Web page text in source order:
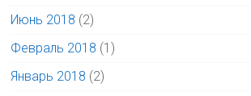
Июнь 2018 (2)
Февраль 2018 (1)
Январь 2018 (2)